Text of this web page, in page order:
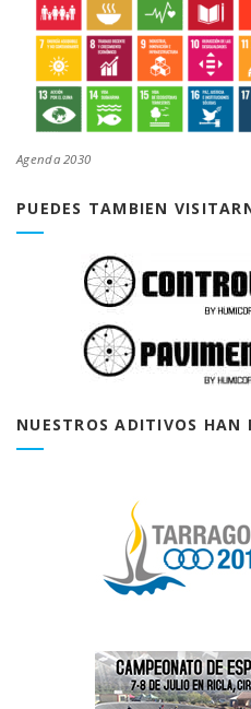
Agenda 2030
PUEDES TAMBIEN
NUESTROS ADITIVOS HAN